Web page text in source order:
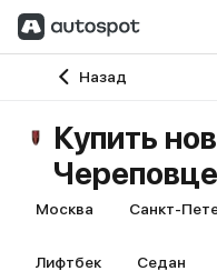
Назад
Главная
Купить
Череповце
Москва Санкт-
Лифтбек Седан